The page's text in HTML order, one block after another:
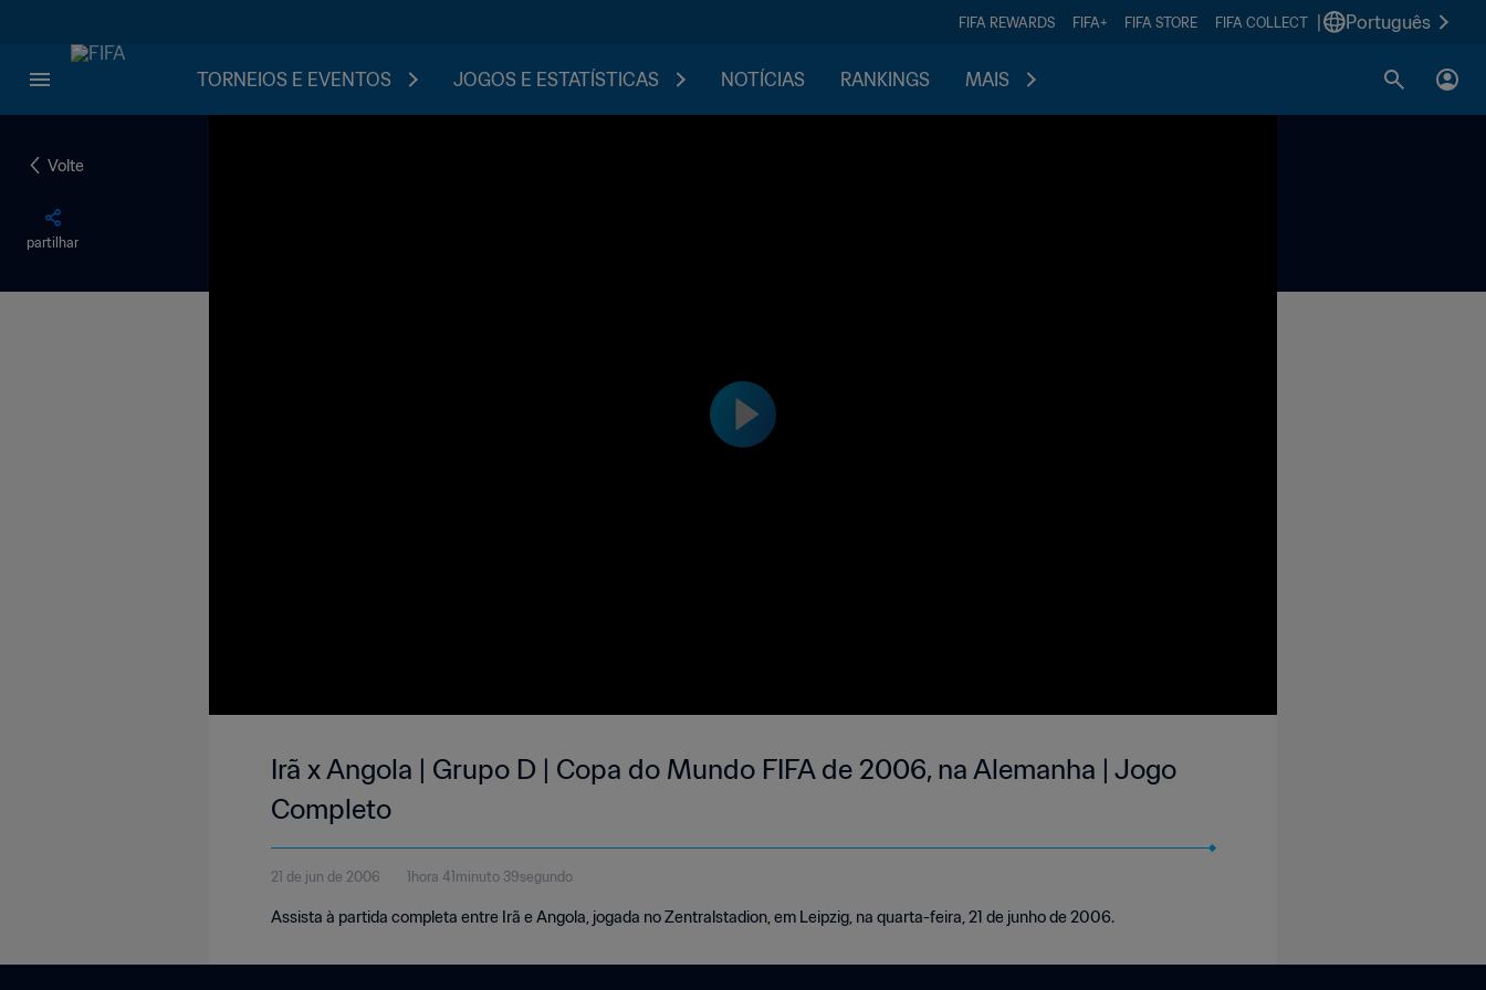
FIFA REWARDS FIFA+ FIFA STORE FIFA COLLECT Português
TORNEIOS E EVENTOS JOGOS E ESTATÍSTICAS NOTÍCIAS RANKINGS MAIS
Volte
partilhar
Irã x Angola | Grupo D | Copa do Mundo FIFA de 2006, na Alemanha | Jogo
Completo
21 de jun de 2006 1hora 41minuto 39segundo
Assista à partida completa entre Irã e Angola, jogada no Zentralstadion, em Leipzig, na quarta-feira, 21 de junho de 2006.